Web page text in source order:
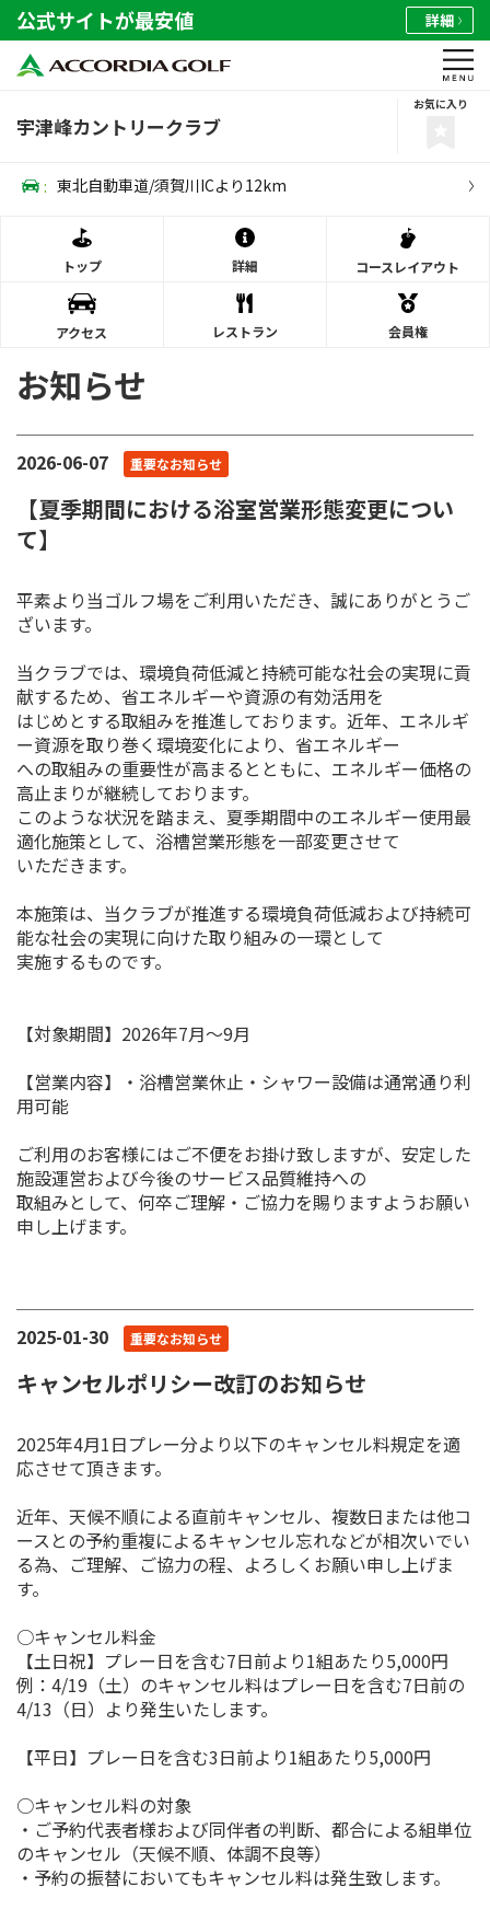
公式サイトが最安値 詳細
宇津峰カントリークラブ
お気に入り
: 東北自動車道/須賀川ICより12km
トップ 詳細 コースレイアウト
アクセス レストラン 会員権
お知らせ
2026-06-07 重要なお知らせ
【夏季期間における浴室営業形態変更につい
て】
平素より当ゴルフ場をご利用いただき、誠にありがとうご
ざいます。
当クラブでは、環境負荷低減と持続可能な社会の実現に貢
献するため、省エネルギーや資源の有効活用を
はじめとする取組みを推進しております。近年、エネルギ
ー資源を取り巻く環境変化により、省エネルギー
への取組みの重要性が高まるとともに、エネルギー価格の
高止まりが継続しております。
このような状況を踏まえ、夏季期間中のエネルギー使用最
適化施策として、浴槽営業形態を一部変更させて
いただきます。
本施策は、当クラブが推進する環境負荷低減および持続可
能な社会の実現に向けた取り組みの一環として
実施するものです。
【対象期間】2026年7月～9月
【営業内容】・浴槽営業休止・シャワー設備は通常通り利
用可能
ご利用のお客様にはご不便をお掛け致しますが、安定した
施設運営および今後のサービス品質維持への
取組みとして、何卒ご理解・ご協力を賜りますようお願い
申し上げます。
2025-01-30 重要なお知らせ
キャンセルポリシー改訂のお知らせ
2025年4月1日プレー分より以下のキャンセル料規定を適
応させて頂きます。
近年、天候不順による直前キャンセル、複数日または他コ
ースとの予約重複によるキャンセル忘れなどが相次いでい
る為、ご理解、ご協力の程、よろしくお願い申し上げま
す。
○キャンセル料金
【土日祝】プレー日を含む7日前より1組あたり5,000円
例：4/19（土）のキャンセル料はプレー日を含む7日前の
4/13（日）より発生いたします。
【平日】プレー日を含む3日前より1組あたり5,000円
○キャンセル料の対象
・ご予約代表者様および同伴者の判断、都合による組単位
のキャンセル（天候不順、体調不良等）
・予約の振替においてもキャンセル料は発生致します。